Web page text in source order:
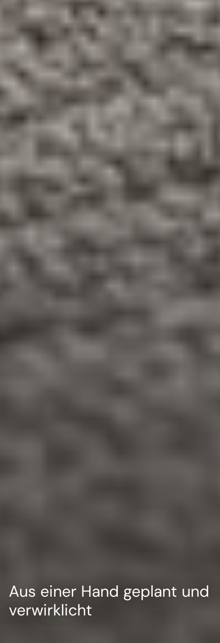
Aus einer Hand geplant und
verwirklicht